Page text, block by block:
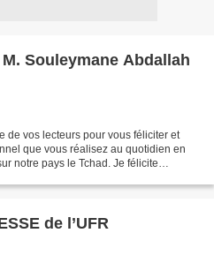
Souleymane Abdallah
de vos lecteurs pour vous féliciter et
que vous réalisez au quotidien en
notre pays le Tchad. Je félicite
de l’UFR